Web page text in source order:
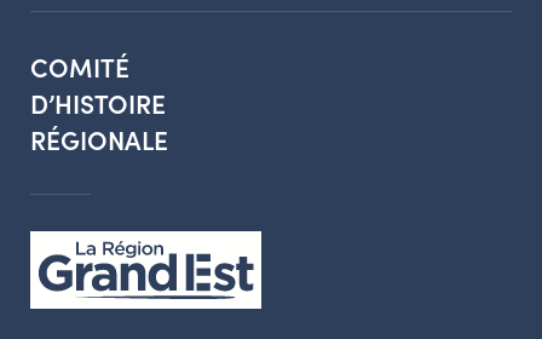
COMITÉ
D’HISTOIRE
RÉGIONALE